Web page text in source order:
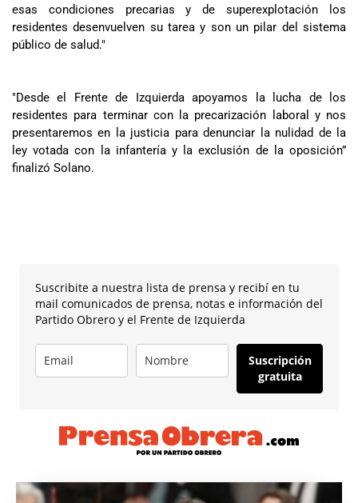
esas condiciones precarias y de superexplotación los
residentes desenvuelven su tarea y son un pilar del sistema
público de salud."
"Desde el Frente de Izquierda apoyamos la lucha de los
residentes para terminar con la precarización laboral y nos
presentaremos en la justicia para denunciar la nulidad de la
ley votada con la infantería y la exclusión de la oposición”
finalizó Solano.
Suscribite a nuestra lista de prensa y recibí en tu
mail comunicados de prensa, notas e información del
Partido Obrero y el Frente de Izquierda
Suscripción
gratuita